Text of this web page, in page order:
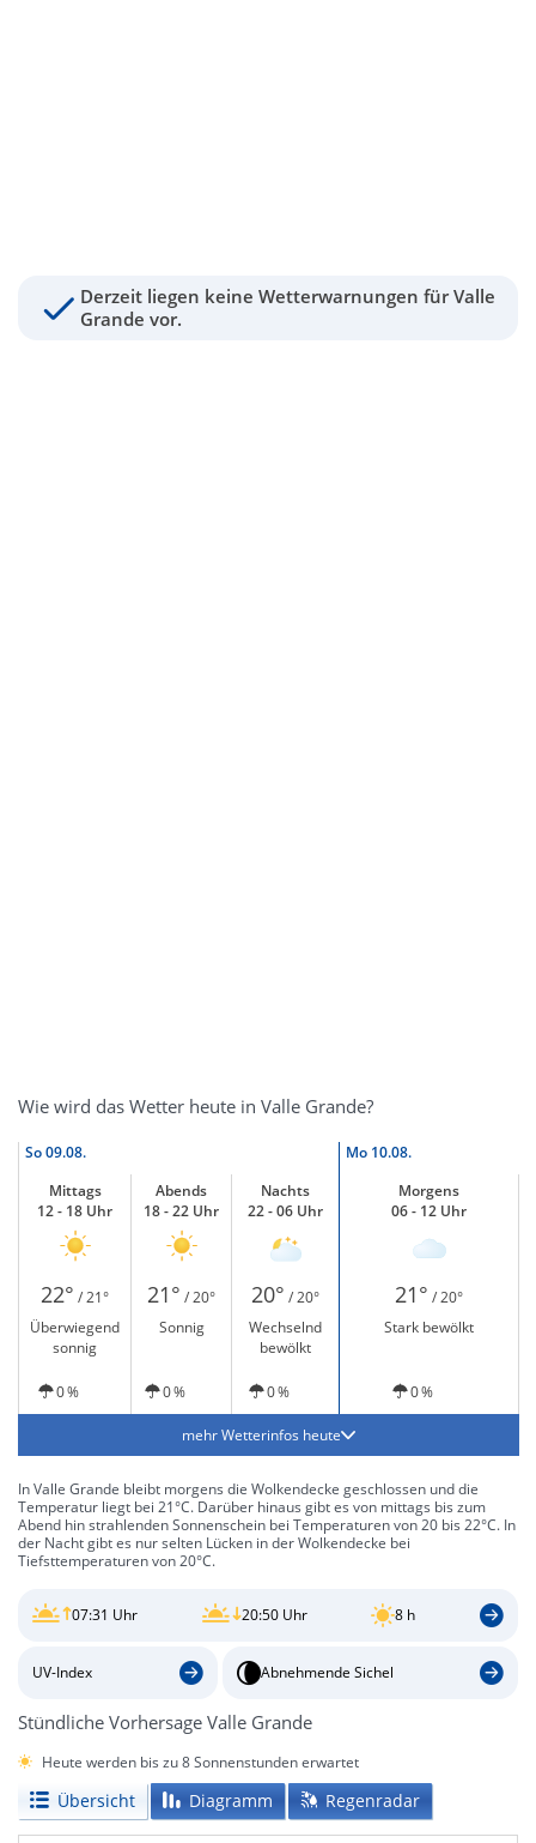
Derzeit liegen keine Wetterwarnungen für Valle
Grande vor.
Wie wird das Wetter heute in Valle Grande?
So09.08. Mo 10.08.
Mittags
12 - 18 Uhr
Abends
18 - 22 Uhr
Nachts
22 - 06 Uhr
Morgens
06 - 12 Uhr
22° / 21° 21° / 20° 20° / 20° 21° / 20°
Überwiegend
sonnig
Sonnig
Wechselnd
bewölkt
Stark bewölkt
0 % 0 % 0 % 0 %
mehr Wetterinfos heute
In Valle Grande bleibt morgens die Wolkendecke geschlossen und die
Temperatur liegt bei 21°C. Darüber hinaus gibt es von mittags bis zum
Abend hin strahlenden Sonnenschein bei Temperaturen von 20 bis 22°C. In
der Nacht gibt es nur selten Lücken in der Wolkendecke bei
Tiefsttemperaturen von 20°C.
07:31 Uhr 20:50 Uhr 8 h
UV-Index Abnehmende Sichel
Stündliche Vorhersage Valle Grande
Heute werden bis zu 8 Sonnenstunden erwartet
Übersicht Diagramm Regenradar